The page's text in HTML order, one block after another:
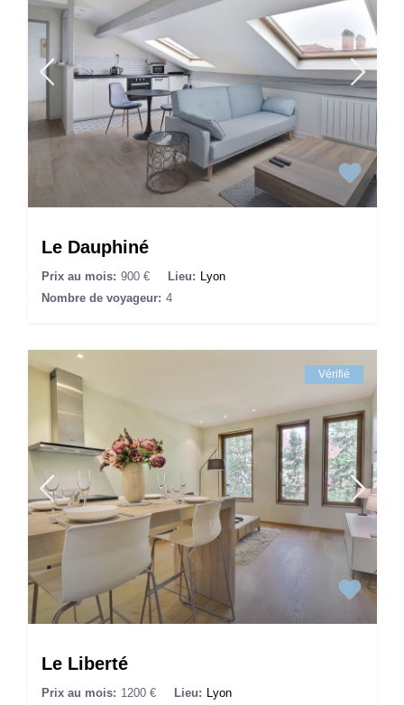
Le Dauphiné
Prix au mois: 900 € Lieu: Lyon
Nombre de voyageur: 4
Vérifié
Le Liberté
Prix au mois: 1200 € Lieu: Lyon